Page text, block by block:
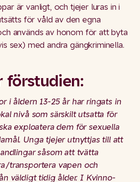
är vanligt, och tjejer luras in i
för våld av den egna
används av honom för att byta
sex) med andra gängkriminella.
förstudien:
i åldern 13-25 år har ringats in
nivå som särskilt utsatta för
exploatera dem för sexuella
Unga tjejer utnyttjas till att
såsom att tvätta
transportera vapen och
väldigt tidig ålder. I Kvinno-